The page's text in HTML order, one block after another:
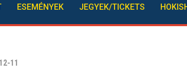
ESEMÉNYEK JEGYEK/TICKETS
11